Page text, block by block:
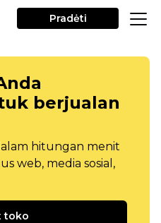
Pradėti
berjualan
hitungan menit
web, media sosial,
toko